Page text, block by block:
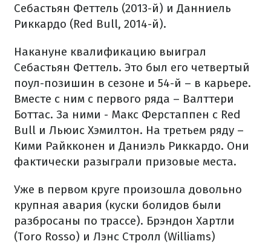
Себастьян Феттель (2013-й) и Данниель
Риккардо (Red Bull, 2014-й).
Накануне квалификацию выиграл
Себастьян Феттель. Это был его четвертый
поул-позишин в сезоне и 54-й – в карьере.
Вместе с ним с первого ряда – Валттери
Боттас. За ними - Макс Ферстаппен с Red
Bull и Льюис Хэмилтон. На третьем ряду –
Кими Райкконен и Даниэль Риккардо. Они
фактически разыграли призовые места.
Уже в первом круге произошла довольно
крупная авария (куски болидов были
разбросаны по трассе). Брэндон Хартли
(Toro Rosso) и Лэнс Стролл (Williams)